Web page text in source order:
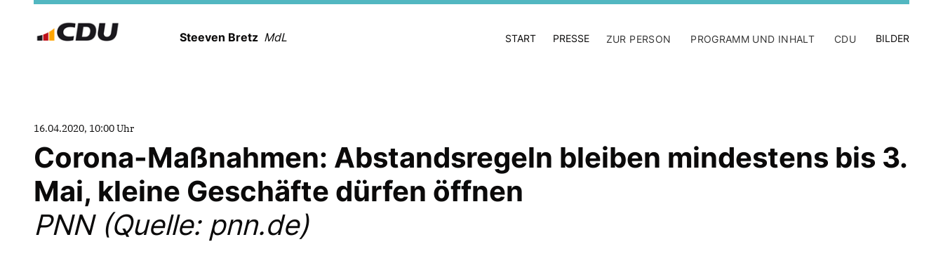
Steeven Bretz MdL START PRESSE ZUR PERSON PROGRAMM UND INHALT CDU BILDER
16.04.2020, 10:00 Uhr
Corona-Maßnahmen: Abstandsregeln bleiben mindestens bis 3.
Mai, kleine Geschäfte dürfen öffnen
PNN (Quelle: pnn.de)